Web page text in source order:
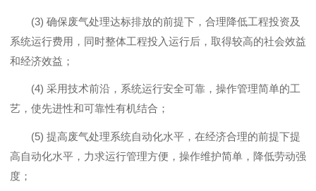
(3) 确保废气处理达标排放的前提下，合理降低工程投资及
系统运行费用，同时整体工程投入运行后，取得较高的社会效益
和经济效益；
(4) 采用技术前沿，系统运行安全可靠，操作管理简单的工
艺，使先进性和可靠性有机结合；
(5) 提高废气处理系统自动化水平，在经济合理的前提下提
高自动化水平，力求运行管理方便，操作维护简单，降低劳动强
度；